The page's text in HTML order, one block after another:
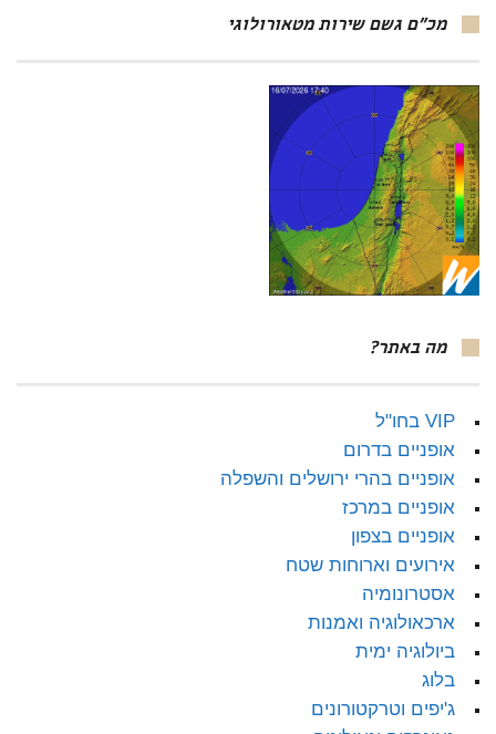
מכ"ם גשם שירות מטאורולוגי
מה באתר?
VIP בחו"ל
אופניים בדרום
אופניים בהרי ירושלים והשפלה
אופניים במרכז
אופניים בצפון
אירועים וארוחות שטח
אסטרונומיה
ארכאולוגיה ואמנות
ביולוגיה ימית
בלוג
ג'יפים וטרקטורונים